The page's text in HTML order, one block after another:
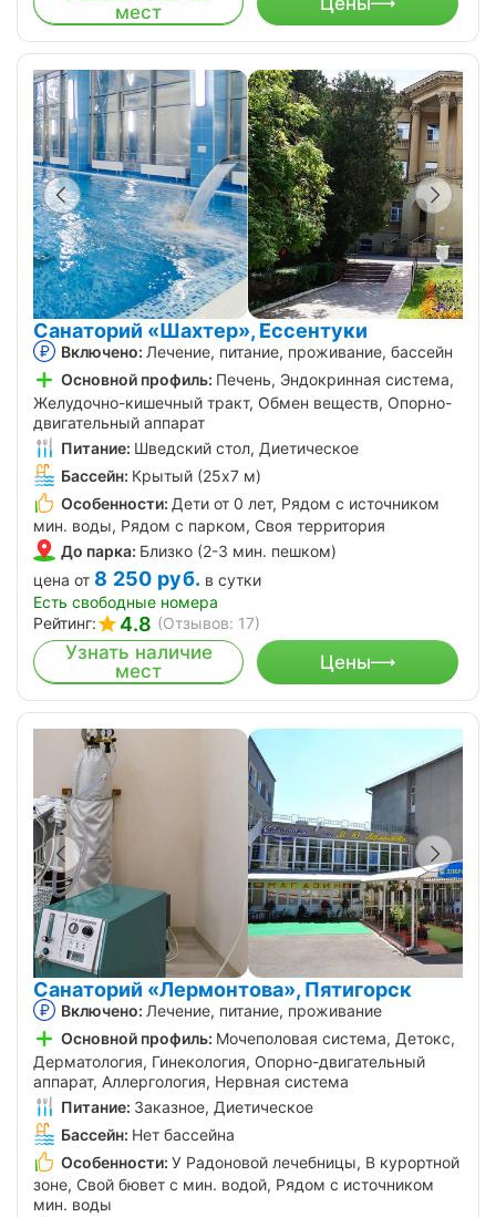
мест
Санаторий «Шахтер», Ессентуки
Включено: Лечение, питание, проживание, бассейн
Основной профиль: Печень, Эндокринная система,
Желудочно-кишечный тракт, Обмен веществ, Опорно-
двигательный аппарат
Питание: Шведский стол, Диетическое
Бассейн: Крытый (25х7 м)
Особенности: Дети от 0 лет, Рядом с источником
мин. воды, Рядом с парком, Своя территория
До парка: Близко (2-3 мин. пешком)
цена от 8 250 руб. в сутки
Есть свободные номера
Рейтинг:
4.8 (Отзывов: 17)
Узнать наличие
мест
Цены
Санаторий «Лермонтова», Пятигорск
Включено: Лечение, питание, проживание
Основной профиль: Мочеполовая система, Детокс,
Дерматология, Гинекология, Опорно-двигательный
аппарат, Аллергология, Нервная система
Питание: Заказное, Диетическое
Бассейн: Нет бассейна
Особенности: У Радоновой лечебницы, В курортной
зоне, Свой бювет с мин. водой, Рядом с источником
мин. воды